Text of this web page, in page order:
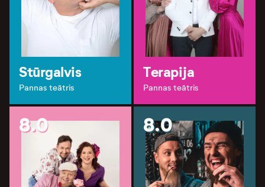
Stūrgalvis
Pannas teātris
Terapija
Pannas teātris
8.0 8.0